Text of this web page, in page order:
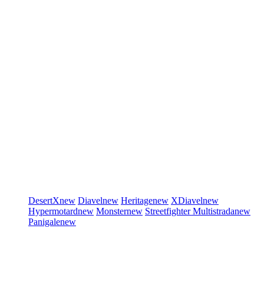
DesertXnew Diavelnew Heritagenew XDiavelnew
Hypermotardnew Monsternew StreetfighterMultistradanew
Panigalenew